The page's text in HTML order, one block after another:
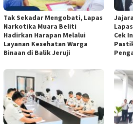
Tak Sekadar Mengobati, Lapas
Narkotika Muara Beliti
Hadirkan Harapan Melalui
Layanan Kesehatan Warga
Binaan di Balik Jeruji
Cek